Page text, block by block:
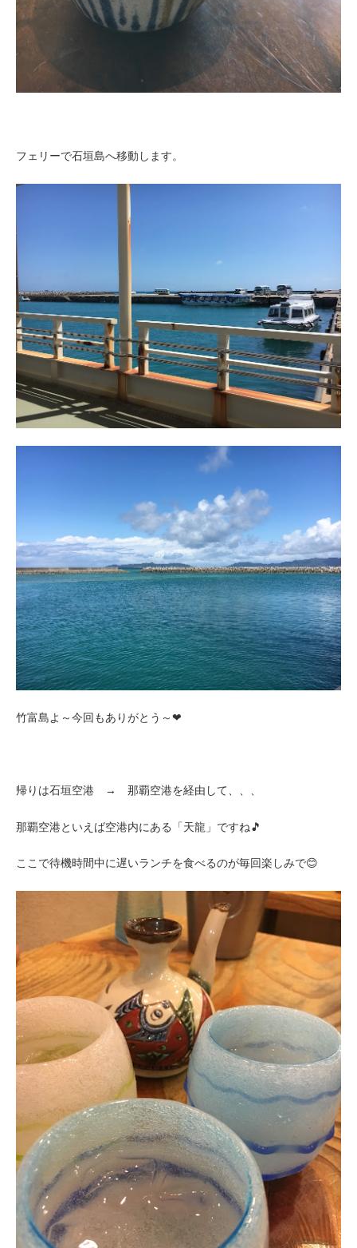
フェリーで石垣島へ移動します。
竹富島よ～今回もありがとう～❤
帰りは石垣空港 → 那覇空港を経由して、、、
那覇空港といえば空港内にある「天龍」ですね🎵
ここで待機時間中に遅いランチを食べるのが毎回楽しみで😊